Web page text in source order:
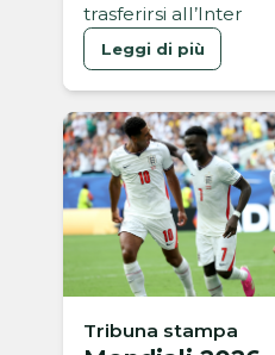
trasferirsi all’Inter
Leggi di più
Tribuna stampa